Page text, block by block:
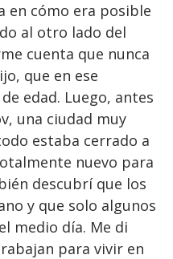
en cómo era posible
al otro lado del
cuenta que nunca
que en ese
edad. Luego, antes
una ciudad muy
estaba cerrado a
nuevo para
descubrí que los
y que solo algunos
medio día. Me di
para vivir en